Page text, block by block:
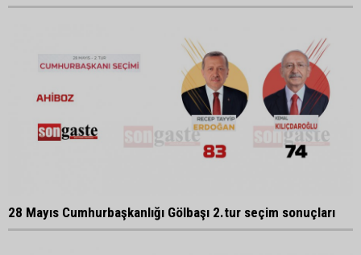
28 Mayıs Cumhurbaşkanlığı Gölbaşı 2.tur seçim sonuçları